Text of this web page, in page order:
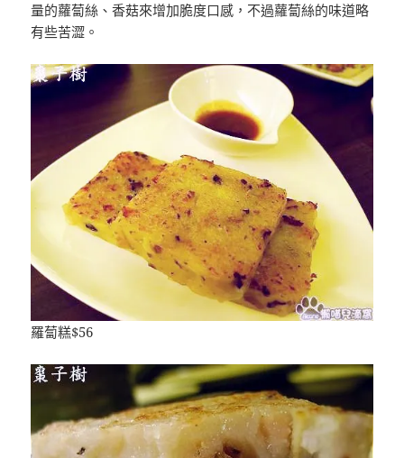
量的蘿蔔絲、香菇來增加脆度口感，不過蘿蔔絲的味道略
有些苦澀。
羅蔔糕$56